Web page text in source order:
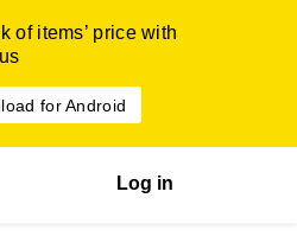
of items’ price with
for Android
Log in